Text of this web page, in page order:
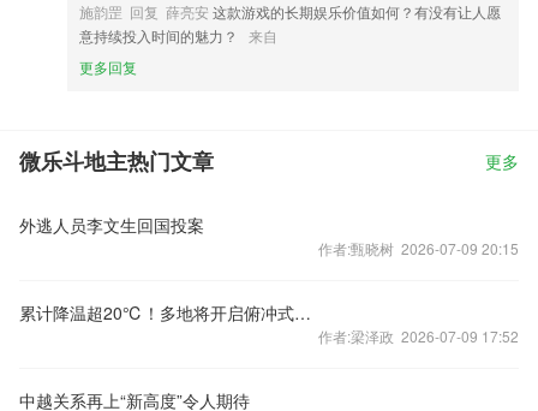
施韵罡 回复 薛亮安 这款游戏的长期娱乐价值如何？有没有让人愿
意持续投入时间的魅力？
来自
更多回复
微乐斗地主热门文章 更多
外逃人员李文生回国投案
作者:甄晓树 2026-07-09 20:15
累计降温超20℃！多地将开启俯冲式降温
作者:梁泽政 2026-07-09 17:52
中越关系再上“新高度”令人期待